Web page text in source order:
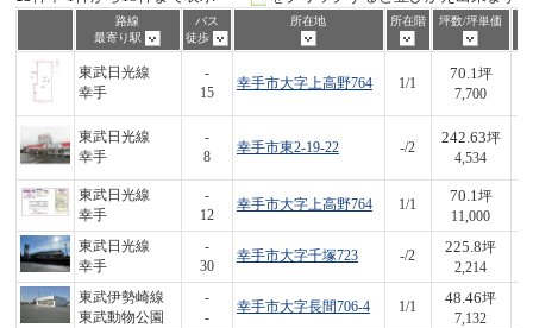
路線
最寄り駅
バス
徒歩
所在地 所在階 坪数/坪単価
東武日光線
幸手
-
15
幸手市大字上高野764 1/1
70.1 坪
7,700
東武日光線
幸手
-
8
幸手市東2-19-22 -/2
242.63坪
4,534
東武日光線
幸手
-
12
幸手市大字上高野764 1/1
70.1 坪
11,000
東武日光線
幸手
-
30
幸手市大字千塚723 -/2
225.8坪
2,214
東武伊勢崎線
東武動物公園
-
-
幸手市大字長間706-4 1/1
48.46坪
7,132